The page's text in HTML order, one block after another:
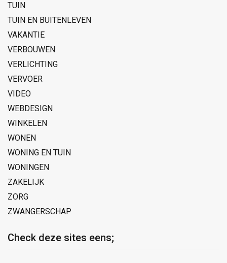
TUIN
TUIN EN BUITENLEVEN
VAKANTIE
VERBOUWEN
VERLICHTING
VERVOER
VIDEO
WEBDESIGN
WINKELEN
WONEN
WONING EN TUIN
WONINGEN
ZAKELIJK
ZORG
ZWANGERSCHAP
Check deze sites eens;